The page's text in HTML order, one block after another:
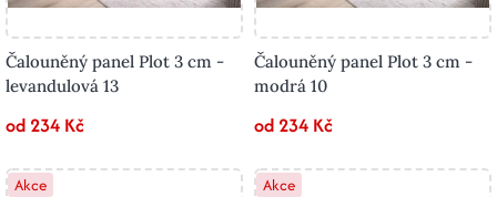
Čalouněný panel Plot 3 cm -
levandulová 13
od 234 Kč
Čalouněný panel Plot 3 cm -
modrá 10
od 234 Kč
Akce
Akce